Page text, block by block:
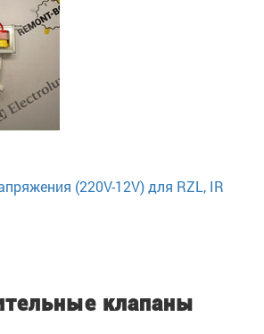
(220V-12V) для RZL, IR
клапаны